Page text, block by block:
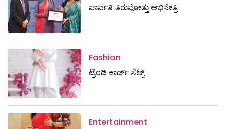
ಪಾರ್ವತಿ ತಿರುವೋತ್ತು ಅಭಿನೇತ್ರಿ
Fashion
ಟ್ರೆಂಡಿ ಕಾರ್ಡ್‌ ಸೆಟ್ಸ್
Entertainment